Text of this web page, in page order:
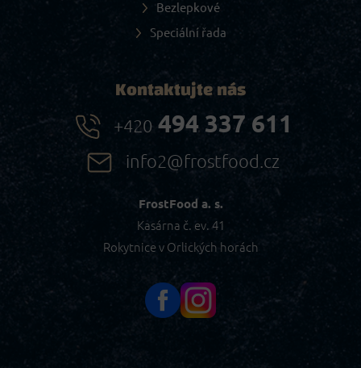
Bezlepkové
Speciální řada
Kontaktujte nás
+420494 337 611
info2@frostfood.cz
FrostFood a. s.
Kasárna č. ev. 41
Rokytnice v Orlických horách